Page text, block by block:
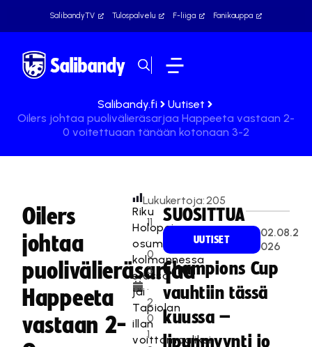
SalibandyTV Tulospalvelu F-liiga Fanikauppa
Salibandy.fi
Uutiset
Oilers johtaa puolivälieräsarjaa Happeeta vastaan 2-
0 voitettuaan tänään kotonaan 3-2
Oilers
johtaa
puolivälieräsarjaa
Happeeta
vastaan 2-
11
.
0
3
.
2
0
1
Lukukertoja:205
Riku
Holopaisen
osuma
kolmannessa
erässä
jäi
Tapiolan
illan
voittomaaliksi.
SUOSITTUA
UUTISET
02.08.2
026
Champions Cup
vauhtiin tässä
kuussa –
lipunmyynti jo